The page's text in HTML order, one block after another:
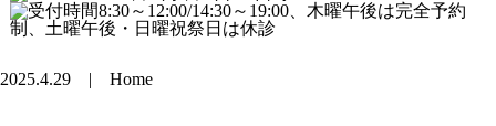
2025.4.29 | Home